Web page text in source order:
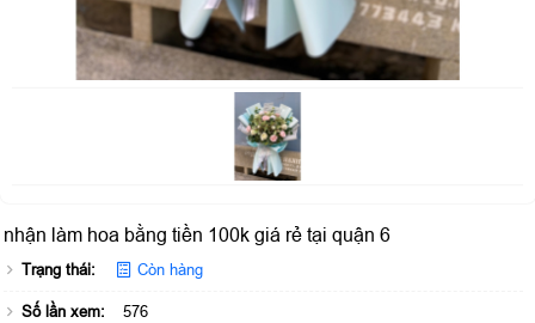
nhận làm hoa bằng tiền 100k giá rẻ tại quận 6
Trạng thái: Còn hàng
Số lần xem: 576